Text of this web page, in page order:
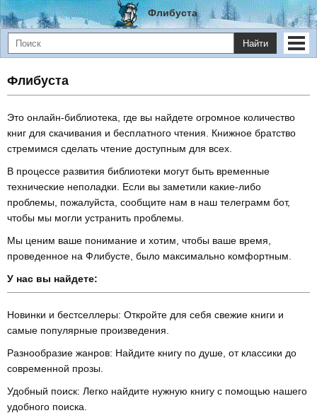
Флибуста
Найти
Флибуста
Это онлайн-библиотека, где вы найдете огромное количество
книг для скачивания и бесплатного чтения. Книжное братство
стремимся сделать чтение доступным для всех.
В процессе развития библиотеки могут быть временные
технические неполадки. Если вы заметили какие-либо
проблемы, пожалуйста, сообщите нам в наш телеграмм бот,
чтобы мы могли устранить проблемы.
Мы ценим ваше понимание и хотим, чтобы ваше время,
проведенное на Флибусте, было максимально комфортным.
У нас вы найдете:
Новинки и бестселлеры: Откройте для себя свежие книги и
самые популярные произведения.
Разнообразие жанров: Найдите книгу по душе, от классики до
современной прозы.
Удобный поиск: Легко найдите нужную книгу с помощью нашего
удобного поиска.